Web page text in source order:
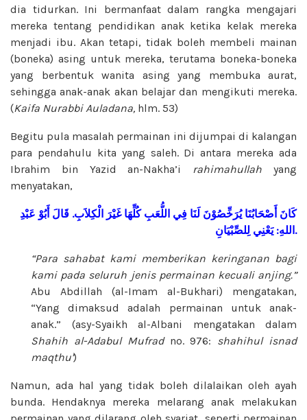
dia tidurkan. Ini bermanfaat dalam rangka mengajari
mereka tentang pendidikan anak ketika kelak mereka
menjadi ibu. Akan tetapi, tidak boleh membeli mainan
(boneka) asing untuk mereka, terutama boneka-boneka
yang berbentuk wanita asing yang membuka aurat,
sehingga anak-anak akan belajar dan mengikuti mereka.
(Kaifa Nurabbi Auladana, hlm. 53)
Begitu pula masalah permainan ini dijumpai di kalangan
para pendahulu kita yang saleh. Di antara mereka ada
Ibrahim bin Yazid an-Nakha’i rahimahullah yang
menyatakan,
كَانَ أَصْحَابُنَا يُرَخِّصُوْنَ لَنَا فِي اللُّعَبِ كُلِّهَا غَيْرَ الْكِلاَبِ. قَالَ أَبُوْ عَبْدِ
اللهِ:يَعْنِي لِلصِّبْيَانِ .
“Para sahabat kami memberikan keringanan bagi
kami pada seluruh jenis permainan kecuali anjing.”
Abu Abdillah (al-Imam al-Bukhari) mengatakan,
“Yang dimaksud adalah permainan untuk anak-
anak.” (asy-Syaikh al-Albani mengatakan dalam
Shahih al-Adabul Mufrad no. 976: shahihul isnad
maqthu’)
Namun, ada hal yang tidak boleh dilalaikan oleh ayah
bunda. Hendaknya mereka melarang anak melakukan